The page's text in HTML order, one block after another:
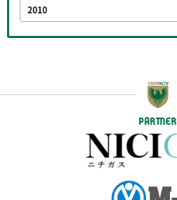
2010
PARTNER